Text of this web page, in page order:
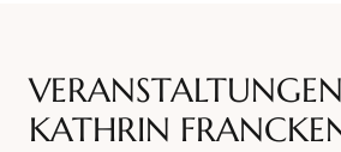
KATHRIN